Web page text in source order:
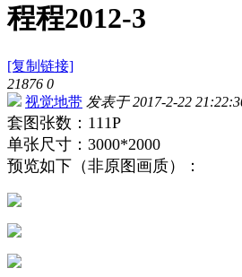
程程2012-3
[复制链接]
21876 0
视觉地带 发表于 2017-2-22
套图张数：111P
单张尺寸：3000*2000
预览如下（非原图画质）：